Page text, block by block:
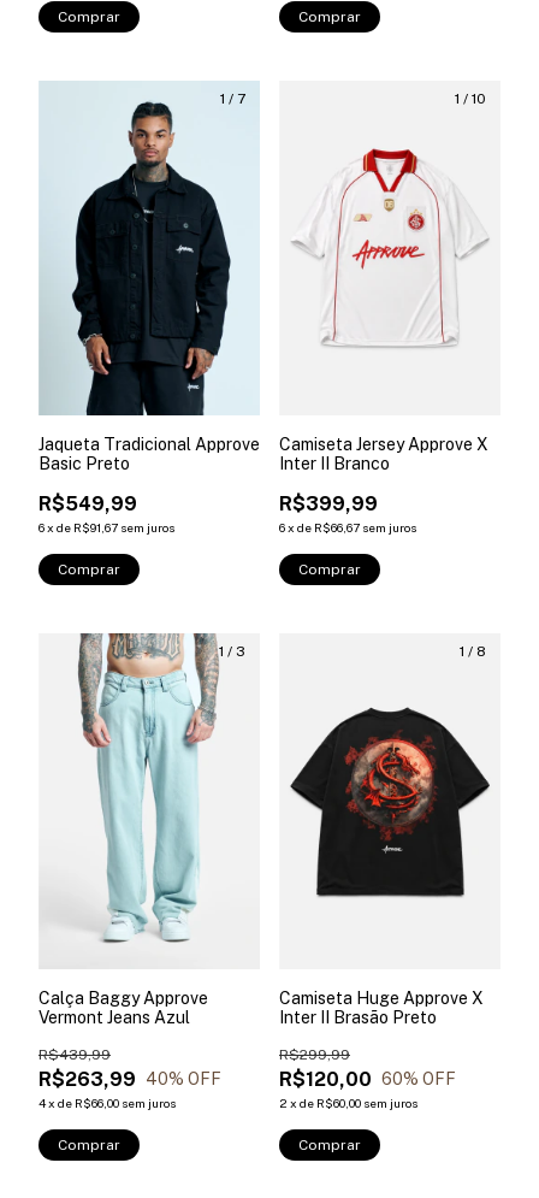
Comprar Comprar
1 / 7
Jaqueta Tradicional Approve
Basic Preto
R$549,99
6x de R$91,67 sem juros
Comprar
1 / 10
Camiseta Jersey Approve X
Inter II Branco
R$399,99
6x de R$66,67 sem juros
Comprar
1 / 3
Calça Baggy Approve
Vermont Jeans Azul
R$263,99
R$439,99
40% OFF
4x de R$66,00 sem juros
Comprar
1 / 8
Camiseta Huge Approve X
Inter II Brasão Preto
R$120,00
R$299,99
60% OFF
2 x de R$60,00 sem juros
Comprar